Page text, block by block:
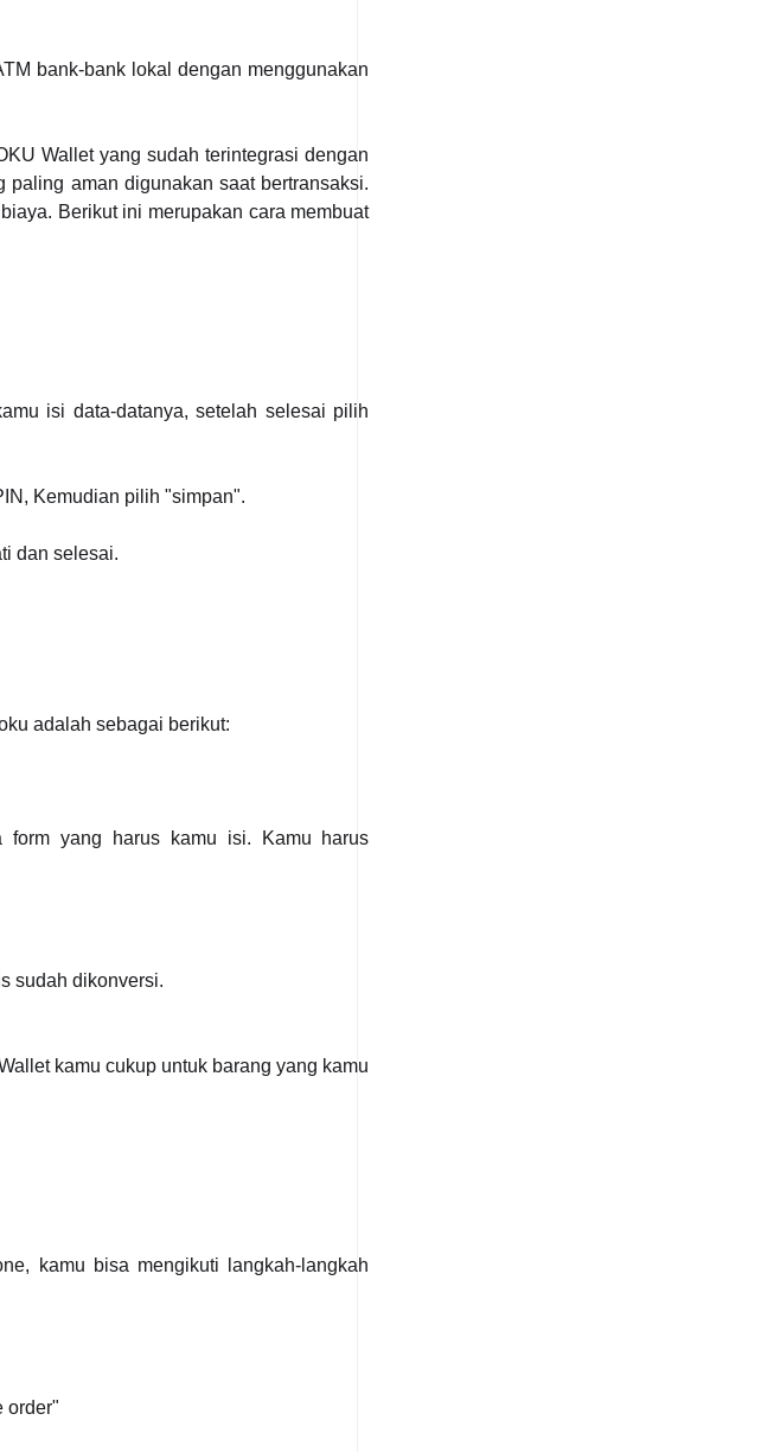
bank-bank lokal dengan menggunakan
Wallet yang sudah terintegrasi dengan
aman digunakan saat bertransaksi.
Berikut ini merupakan cara membuat
isi data-datanya, setelah selesai pilih
Kemudian pilih "simpan".
dan selesai.
adalah sebagai berikut:
yang harus kamu isi. Kamu harus
sudah dikonversi.
kamu cukup untuk barang yang kamu
kamu bisa mengikuti langkah-langkah
order"